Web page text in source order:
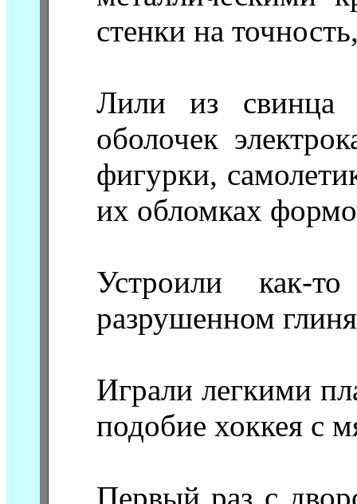
стенки на
Лили из свинца
оболочек
фигурки,
их обломках
Устроили как-
разрушенном
Играли легкими
подобие хоккея с
Первый раз с